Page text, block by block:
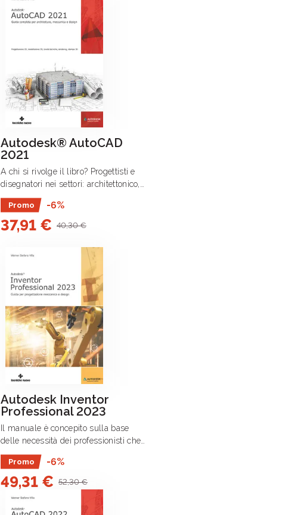
Autodesk® AutoCAD
2021
A chi si rivolge il libro? Progettisti e
disegnatori nei settori: architettonico,
ingegneristico, edilizio, meccanico,
impiantistico, topografico, cartografico,
design e interior design Il libro è .
Promo -6%
37,91 € 40,30 €
Autodesk Inventor
Professional 2023
Il manuale è concepito sulla base
delle necessità dei professionisti che
vogliono creare progetti nei campi
della meccanica e del design con
Autodesk Inventor 2023.
Promo -6%
49,31 € 52,30 €